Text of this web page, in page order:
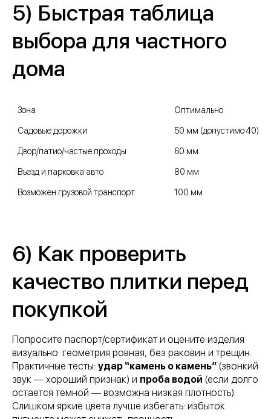
5) Быстрая таблица
выбора для частного
дома
Зона Оптимально
Садовые дорожки 50 мм (допустимо 40)
Двор/патио/частые проходы 60 мм
Въезд и парковка авто 80 мм
Возможен грузовой транспорт 100 мм
6) Как проверить
качество плитки перед
покупкой
Попросите паспорт/сертификат и оцените изделия
визуально: геометрия ровная, без раковин и трещин.
Практичные тесты: удар “камень о камень” (звонкий
звук — хороший признак) и проба водой (если долго
остается темной — возможна низкая плотность).
Слишком яркие цвета лучше избегать: избыток
Почта для писем
Владимирская обл.,
Александровский р-он,
д. Новинки
Владимирская обл.,
д. Следнево,
Струнинское шоссе, 26
plitkaalex@mail.ru
+7 (900) 483-11-08
+7 49244 3-80-30
д. Следнево
+ 7 (930) 222-14-44
+7 (999) 774-94-91
+7 49244 6-88-99
tel:+ 7 (930) 222-14-44
Редактировать Удалить